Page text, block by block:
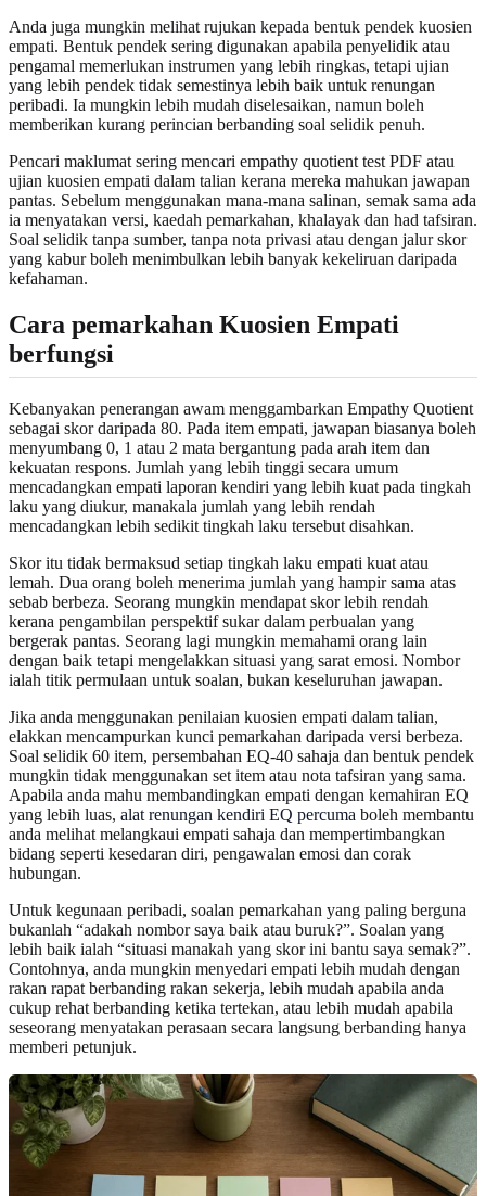
Anda juga mungkin melihat rujukan kepada bentuk pendek kuosien
empati. Bentuk pendek sering digunakan apabila penyelidik atau
pengamal memerlukan instrumen yang lebih ringkas, tetapi ujian
yang lebih pendek tidak semestinya lebih baik untuk renungan
peribadi. Ia mungkin lebih mudah diselesaikan, namun boleh
memberikan kurang perincian berbanding soal selidik penuh.
Pencari maklumat sering mencari empathy quotient test PDF atau
ujian kuosien empati dalam talian kerana mereka mahukan jawapan
pantas. Sebelum menggunakan mana-mana salinan, semak sama ada
ia menyatakan versi, kaedah pemarkahan, khalayak dan had tafsiran.
Soal selidik tanpa sumber, tanpa nota privasi atau dengan jalur skor
yang kabur boleh menimbulkan lebih banyak kekeliruan daripada
kefahaman.
Cara pemarkahan Kuosien Empati
berfungsi
Kebanyakan penerangan awam menggambarkan Empathy Quotient
sebagai skor daripada 80. Pada item empati, jawapan biasanya boleh
menyumbang 0, 1 atau 2 mata bergantung pada arah item dan
kekuatan respons. Jumlah yang lebih tinggi secara umum
mencadangkan empati laporan kendiri yang lebih kuat pada tingkah
laku yang diukur, manakala jumlah yang lebih rendah
mencadangkan lebih sedikit tingkah laku tersebut disahkan.
Skor itu tidak bermaksud setiap tingkah laku empati kuat atau
lemah. Dua orang boleh menerima jumlah yang hampir sama atas
sebab berbeza. Seorang mungkin mendapat skor lebih rendah
kerana pengambilan perspektif sukar dalam perbualan yang
bergerak pantas. Seorang lagi mungkin memahami orang lain
dengan baik tetapi mengelakkan situasi yang sarat emosi. Nombor
ialah titik permulaan untuk soalan, bukan keseluruhan jawapan.
Jika anda menggunakan penilaian kuosien empati dalam talian,
elakkan mencampurkan kunci pemarkahan daripada versi berbeza.
Soal selidik 60 item, persembahan EQ-40 sahaja dan bentuk pendek
mungkin tidak menggunakan set item atau nota tafsiran yang sama.
Apabila anda mahu membandingkan empati dengan kemahiran EQ
yang lebih luas, alat renungan kendiri EQ percuma boleh membantu
anda melihat melangkaui empati sahaja dan mempertimbangkan
bidang seperti kesedaran diri, pengawalan emosi dan corak
hubungan.
Untuk kegunaan peribadi, soalan pemarkahan yang paling berguna
bukanlah “adakah nombor saya baik atau buruk?”. Soalan yang
lebih baik ialah “situasi manakah yang skor ini bantu saya semak?”.
Contohnya, anda mungkin menyedari empati lebih mudah dengan
rakan rapat berbanding rakan sekerja, lebih mudah apabila anda
cukup rehat berbanding ketika tertekan, atau lebih mudah apabila
seseorang menyatakan perasaan secara langsung berbanding hanya
memberi petunjuk.